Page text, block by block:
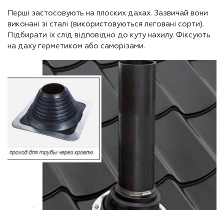
Перші застосовують на плоских дахах. Зазвичай вони
виконані зі сталі (використовуються леговані сорти).
Підбирати їх слід відповідно до куту нахилу. Фіксують
на даху герметиком або саморізами.